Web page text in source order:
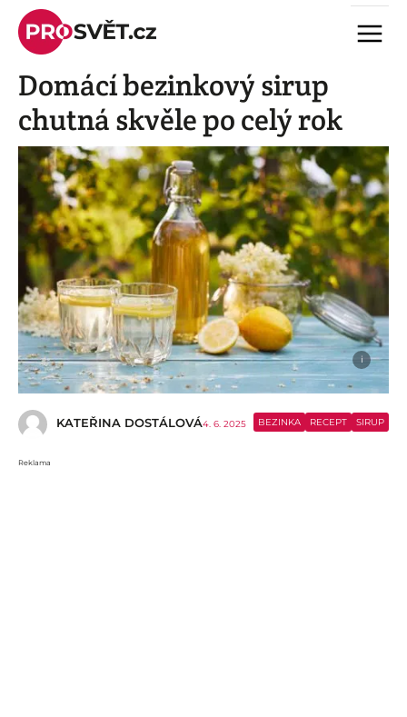
Skip
content
Menu
Domácí bezinkový sirup
chutná skvěle po celý rok
i
KATEŘINA DOSTÁLOVÁ4. 6. 2025 BEZINKA RECEPT SIRUP
Reklama